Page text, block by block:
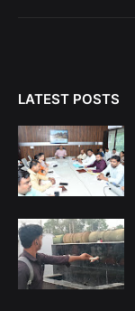
LATEST POSTS